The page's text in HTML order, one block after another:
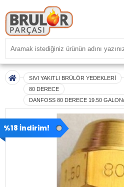
SIVI YAKITLI BRÜLÖR YEDEKLERİ
80 DERECE
DANFOSS 80 DERECE 19.50
%18 İndirim!